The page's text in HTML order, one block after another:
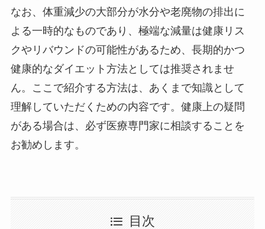
なお、体重減少の大部分が水分や老廃物の排出に
よる一時的なものであり、極端な減量は健康リス
クやリバウンドの可能性があるため、長期的かつ
健康的なダイエット方法としては推奨されませ
ん。ここで紹介する方法は、あくまで知識として
理解していただくための内容です。健康上の疑問
がある場合は、必ず医療専門家に相談することを
お勧めします。
目次